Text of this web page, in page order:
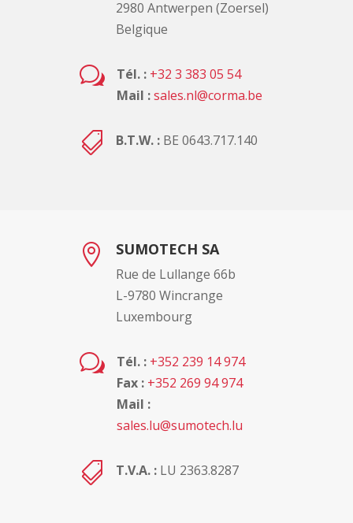
2980 Antwerpen (Zoersel)
Belgique
w Tél. : +32 3 383 05 54
Mail :sales.nl@corma.be
 B.T.W. : BE 0643.717.140
 SUMOTECH SA
Rue de Lullange 66b
L-9780 Wincrange
Luxembourg
w Tél. : +352 239 14 974
Fax : +352 269 94 974
Mail :
sales.lu@sumotech.lu
 T.V.A. : LU 2363.8287